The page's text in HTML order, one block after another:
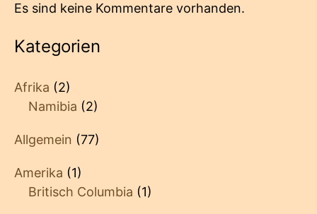
Es sind keine Kommentare vorhanden.
Kategorien
Afrika (2)
Namibia (2)
Allgemein (77)
Amerika (1)
Britisch Columbia (1)